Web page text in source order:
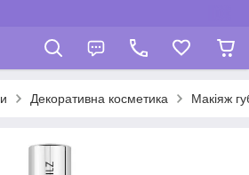
Декоративна косметика Макіяж